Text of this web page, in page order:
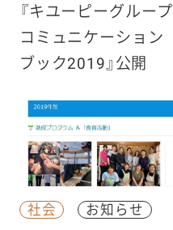
『キユーピーグループ
コミュニケーション
ブック2019』公開
社会
お知らせ